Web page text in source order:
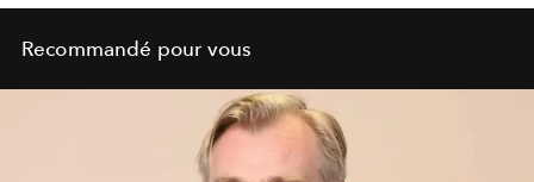
Recommandé pour vous